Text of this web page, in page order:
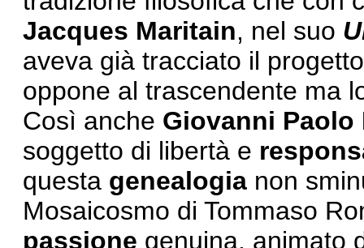
Jacques Maritain, nel suo
aveva già tracciato il
oppone al trascendente ma
Così anche Giovanni Paolo
soggetto di libertà e
questa genealogia non
Mosaicosmo di Tommaso
passione genuina, animato